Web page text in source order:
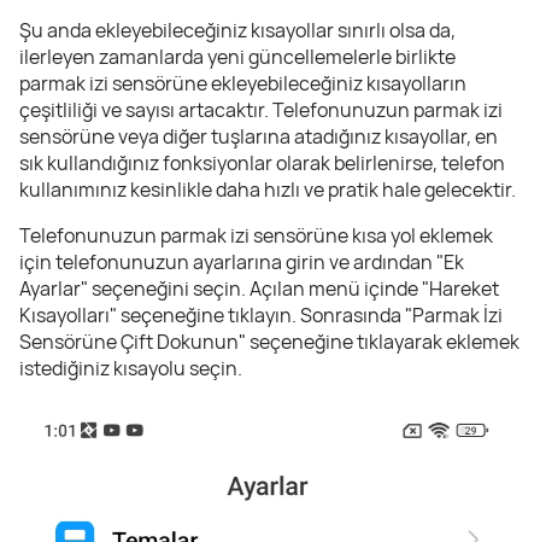
Şu anda ekleyebileceğiniz kısayollar sınırlı olsa da,
ilerleyen zamanlarda yeni güncellemelerle birlikte
parmak izi sensörüne ekleyebileceğiniz kısayolların
çeşitliliği ve sayısı artacaktır. Telefonunuzun parmak izi
sensörüne veya diğer tuşlarına atadığınız kısayollar, en
sık kullandığınız fonksiyonlar olarak belirlenirse, telefon
kullanımınız kesinlikle daha hızlı ve pratik hale gelecektir.
Telefonunuzun parmak izi sensörüne kısa yol eklemek
için telefonunuzun ayarlarına girin ve ardından "Ek
Ayarlar" seçeneğini seçin. Açılan menü içinde "Hareket
Kısayolları" seçeneğine tıklayın. Sonrasında "Parmak İzi
Sensörüne Çift Dokunun" seçeneğine tıklayarak eklemek
istediğiniz kısayolu seçin.